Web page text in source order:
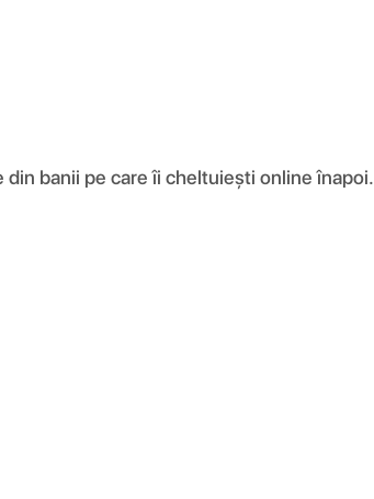
banii pe care îi cheltuiești online înapoi.